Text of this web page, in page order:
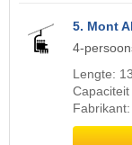
5. Mont
4-
Lengte: